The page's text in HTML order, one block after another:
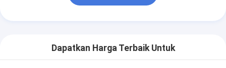
Dapatkan Harga Terbaik Untuk